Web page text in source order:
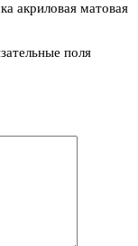
акриловая матовая
поля